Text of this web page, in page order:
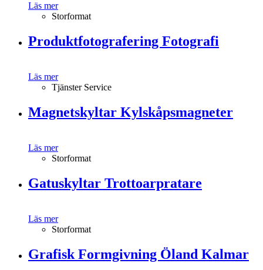
Läs mer
Storformat
Produktfotografering Fotografi
Läs mer
Tjänster Service
Magnetskyltar Kylskåpsmagneter
Läs mer
Storformat
Gatuskyltar Trottoarpratare
Läs mer
Storformat
Grafisk Formgivning Öland Kalmar